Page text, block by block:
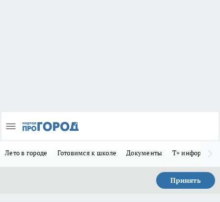
Лето в городе Готовимся к школе Документы Т+
Принять